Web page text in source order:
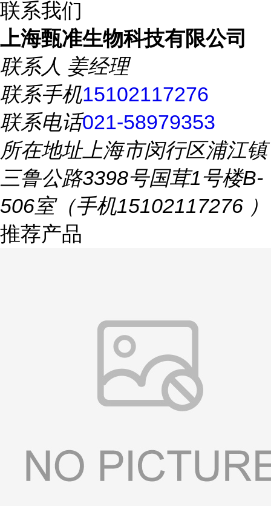
联系我们
上海甄准生物科技有限公司
联系人 姜经理
联系手机15102117276
联系电话021-58979353
所在地址上海市闵行区浦江镇
三鲁公路3398号国茸1号楼B-
506室（手机15102117276 ）
推荐产品